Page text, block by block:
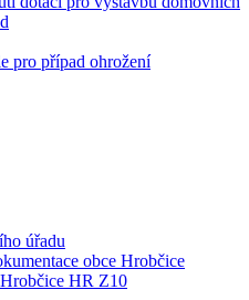
pro případ ohrožení
úřadu
obce Hrobčice
HR Z10